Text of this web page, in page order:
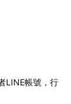
LINE帳號，行